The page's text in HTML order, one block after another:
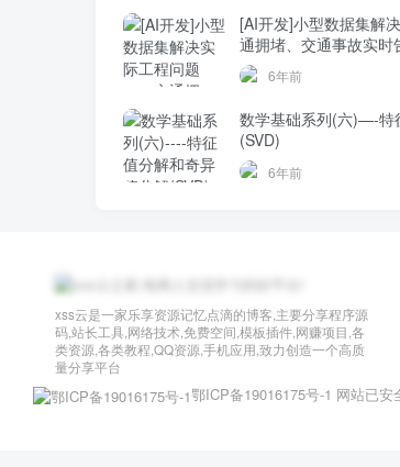
[AI开发]小型数据集
通拥堵、交通事故实时
6年前
数学基础系列(六)—-特
(SVD)
6年前
xss云是一家乐享资源记忆点滴的博客,主要分享程序源
码,站长工具,网络技术,免费空间,模板插件,网赚项目,各
类资源,各类教程,QQ资源,手机应用,致力创造一个高质
量分享平台
鄂ICP备19016175号-1 网站已安